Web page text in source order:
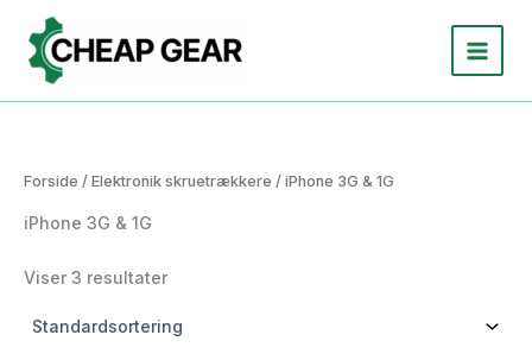
indholdet
Forside / Elektronik skruetrækkere / iPhone 3G & 1G
iPhone 3G & 1G
Viser 3 resultater